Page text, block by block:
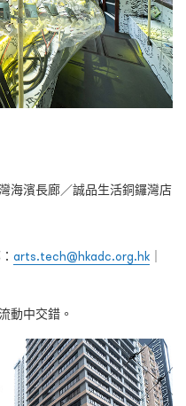
海濱長廊／誠品生活銅鑼灣店
arts.tech@hkadc.org.hk
動中交錯。